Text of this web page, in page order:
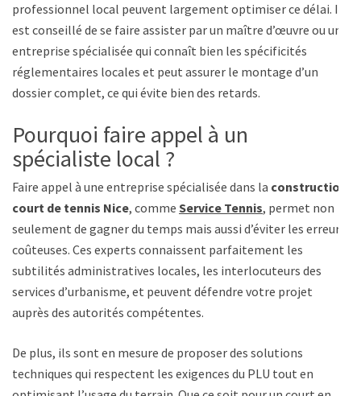
professionnel local peuvent largement optimiser ce délai. Il
est conseillé de se faire assister par un maître d’œuvre ou une
entreprise spécialisée qui connaît bien les spécificités
réglementaires locales et peut assurer le montage d’un
dossier complet, ce qui évite bien des retards.
Pourquoi faire appel à un
spécialiste local ?
Faire appel à une entreprise spécialisée dans la construction
court de tennis Nice, comme Service Tennis, permet non
seulement de gagner du temps mais aussi d’éviter les erreurs
coûteuses. Ces experts connaissent parfaitement les
subtilités administratives locales, les interlocuteurs des
services d’urbanisme, et peuvent défendre votre projet
auprès des autorités compétentes.
De plus, ils sont en mesure de proposer des solutions
techniques qui respectent les exigences du PLU tout en